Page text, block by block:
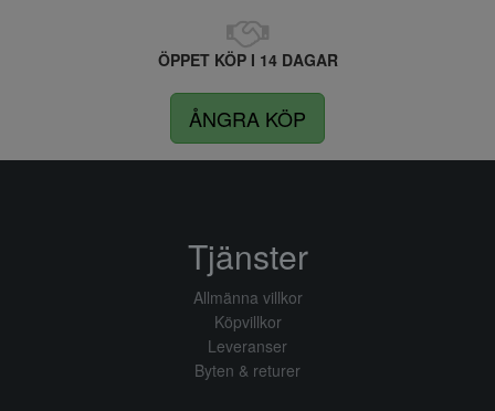
ÖPPET KÖP I 14 DAGAR
ÅNGRA KÖP
Tjänster
Allmänna villkor
Köpvillkor
Leveranser
Byten & returer